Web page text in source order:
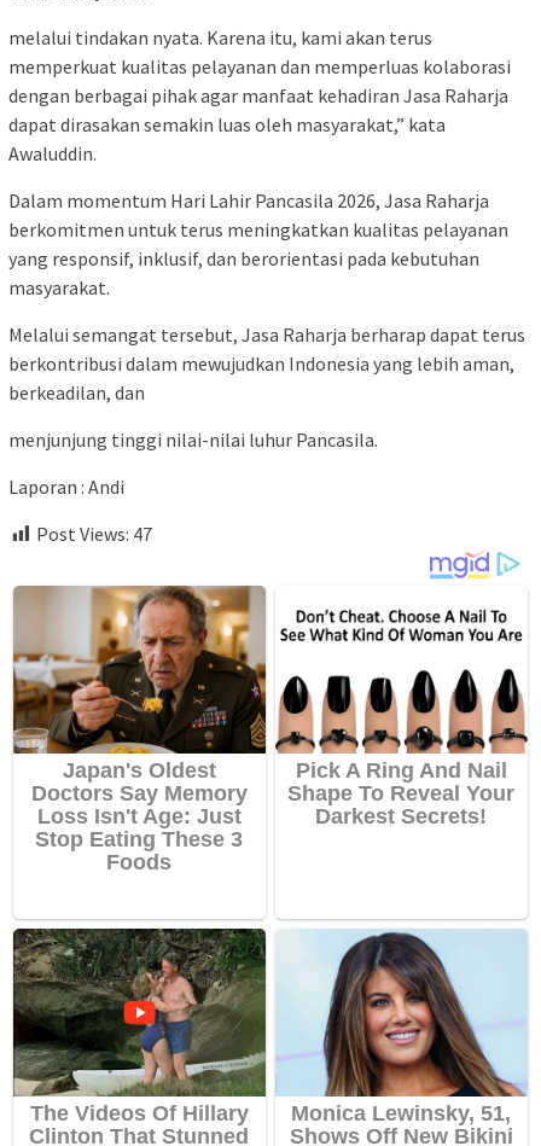
melalui tindakan nyata. Karena itu, kami akan terus
memperkuat kualitas pelayanan dan memperluas kolaborasi
dengan berbagai pihak agar manfaat kehadiran Jasa Raharja
dapat dirasakan semakin luas oleh masyarakat,” kata
Awaluddin.
Dalam momentum Hari Lahir Pancasila 2026, Jasa Raharja
berkomitmen untuk terus meningkatkan kualitas pelayanan
yang responsif, inklusif, dan berorientasi pada kebutuhan
masyarakat.
Melalui semangat tersebut, Jasa Raharja berharap dapat terus
berkontribusi dalam mewujudkan Indonesia yang lebih aman,
berkeadilan, dan
menjunjung tinggi nilai-nilai luhur Pancasila.
Laporan : Andi
Post Views: 47